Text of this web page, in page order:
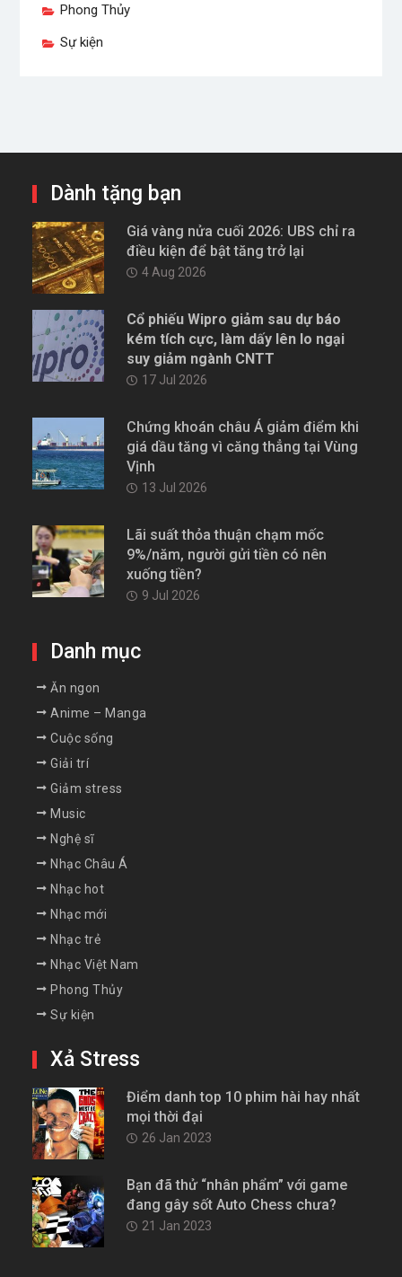
Phong Thủy
Sự kiện
Dành tặng bạn
Giá vàng nửa cuối 2026: UBS chỉ ra
điều kiện để bật tăng trở lại
4 Aug 2026
Cổ phiếu Wipro giảm sau dự báo
kém tích cực, làm dấy lên lo ngại
suy giảm ngành CNTT
17 Jul 2026
Chứng khoán châu Á giảm điểm khi
giá dầu tăng vì căng thẳng tại Vùng
Vịnh
13 Jul 2026
Lãi suất thỏa thuận chạm mốc
9%/năm, người gửi tiền có nên
xuống tiền?
9 Jul 2026
Danh mục
Ăn ngon
Anime – Manga
Cuộc sống
Giải trí
Giảm stress
Music
Nghệ sĩ
Nhạc Châu Á
Nhạc hot
Nhạc mới
Nhạc trẻ
Nhạc Việt Nam
Phong Thủy
Sự kiện
Xả Stress
Điểm danh top 10 phim hài hay nhất
mọi thời đại
26 Jan 2023
Bạn đã thử “nhân phẩm” với game
đang gây sốt Auto Chess chưa?
21 Jan 2023